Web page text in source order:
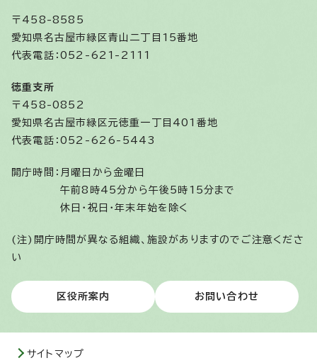
〒458-8585
愛知県名古屋市緑区青山二丁目15番地
代表電話：052-621-2111
徳重支所
〒458-0852
愛知県名古屋市緑区元徳重一丁目401番地
代表電話：052-626-5443
開庁時間： 月曜日から金曜日
午前8時45分から午後5時15分まで
休日・祝日・年末年始を除く
(注)開庁時間が異なる組織、施設がありますのでご注意くださ
い
区役所案内 お問い合わせ
サイトマップ